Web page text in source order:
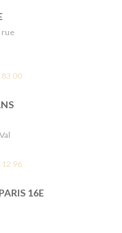
rue
83 00
12 96
16E